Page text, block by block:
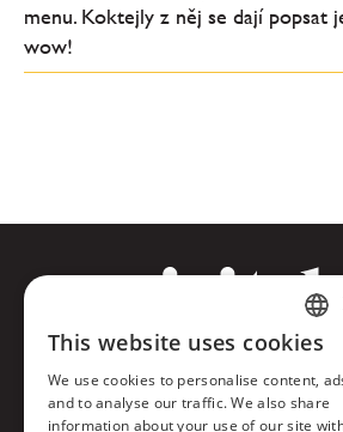
menu. Koktejly z něj se dají popsat
wow!
Facebook
Twitter
CZECH
This website uses cookies
We use cookies to personalise content,
and to analyse our traffic. We also share
information about your use of our site